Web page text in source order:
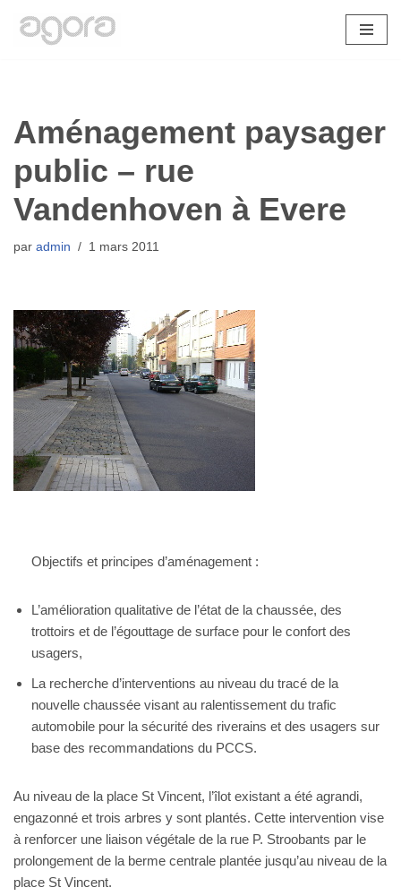
Aménagement paysager
public – rue
Vandenhoven à Evere
par admin 1 mars 2011
Objectifs et principes d’aménagement :
L’amélioration qualitative de l’état de la chaussée, des
trottoirs et de l’égouttage de surface pour le confort des
usagers,
La recherche d’interventions au niveau du tracé de la
nouvelle chaussée visant au ralentissement du trafic
automobile pour la sécurité des riverains et des usagers sur
base des recommandations du PCCS.
Au niveau de la place St Vincent, l’îlot existant a été agrandi,
engazonné et trois arbres y sont plantés. Cette intervention vise
à renforcer une liaison végétale de la rue P. Stroobants par le
prolongement de la berme centrale plantée jusqu’au niveau de la
place St Vincent.